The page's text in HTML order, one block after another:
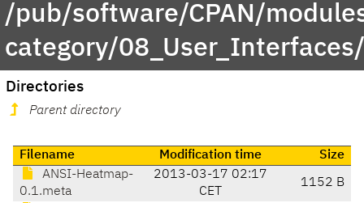
/pub/software/CPAN/
category/
Directories
Parent directory
Filename Modification time
Size
ANSI-Heatmap-
0.1.meta
2013-03-17 02:17
CET
1152 B